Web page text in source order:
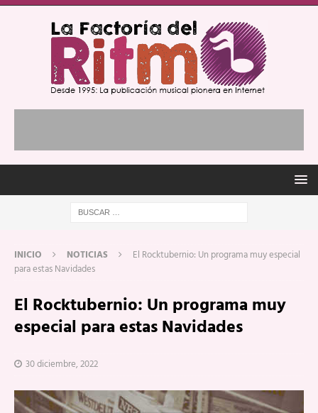
INICIO NOTICIAS
El Rocktubernio: Un programa muy especial
para estas Navidades
El Rocktubernio: Un programa muy
especial para estas Navidades
30 diciembre, 2022